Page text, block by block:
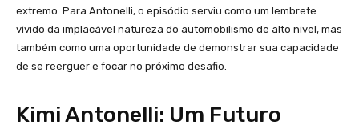
extremo. Para Antonelli, o episódio serviu como um lembrete
vívido da implacável natureza do automobilismo de alto nível, mas
também como uma oportunidade de demonstrar sua capacidade
de se reerguer e focar no próximo desafio.
Kimi Antonelli: Um Futuro